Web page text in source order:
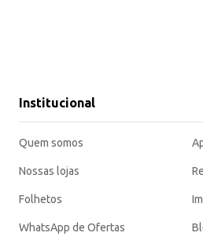
Institucional
Quem somos
Nossas lojas
Folhetos
WhatsApp de Ofertas